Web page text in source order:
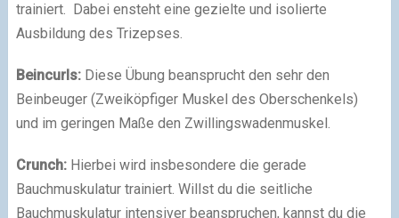
trainiert. Dabei ensteht eine gezielte und isolierte
Ausbildung des Trizepses.
Beincurls: Diese Übung beansprucht den sehr den
Beinbeuger (Zweiköpfiger Muskel des Oberschenkels)
und im geringen Maße den Zwillingswadenmuskel.
Crunch: Hierbei wird insbesondere die gerade
Bauchmuskulatur trainiert. Willst du die seitliche
Bauchmuskulatur intensiver beanspruchen, kannst du die